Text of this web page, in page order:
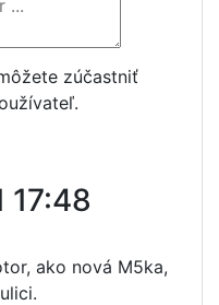
zúčastniť
17:48
ako nová M5ka,